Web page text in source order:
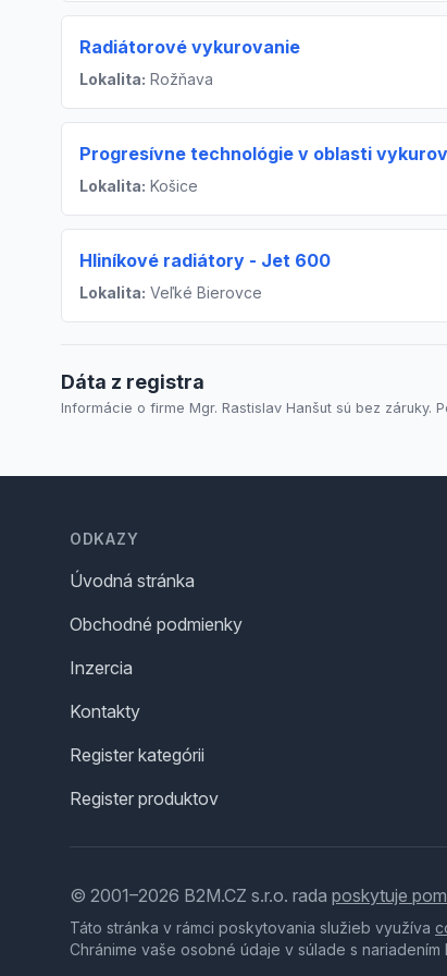
Radiátorové vykurovanie
Lokalita: Rožňava
Progresívne technológie v oblasti
Lokalita: Košice
Hliníkové radiátory - Jet 600
Lokalita: Veľké Bierovce
Dáta z registra
Informácie o firme Mgr. Rastislav Hanšut sú bez záruky.
ODKAZY
Úvodná stránka
Obchodné podmienky
Inzercia
Kontakty
Register kategórii
Register produktov
© 2001–2026 B2M.CZ s.r.o. rada poskytuje
Táto stránka v rámci poskytovania služieb využíva
Chránime vaše osobné údaje v súlade s nariadením